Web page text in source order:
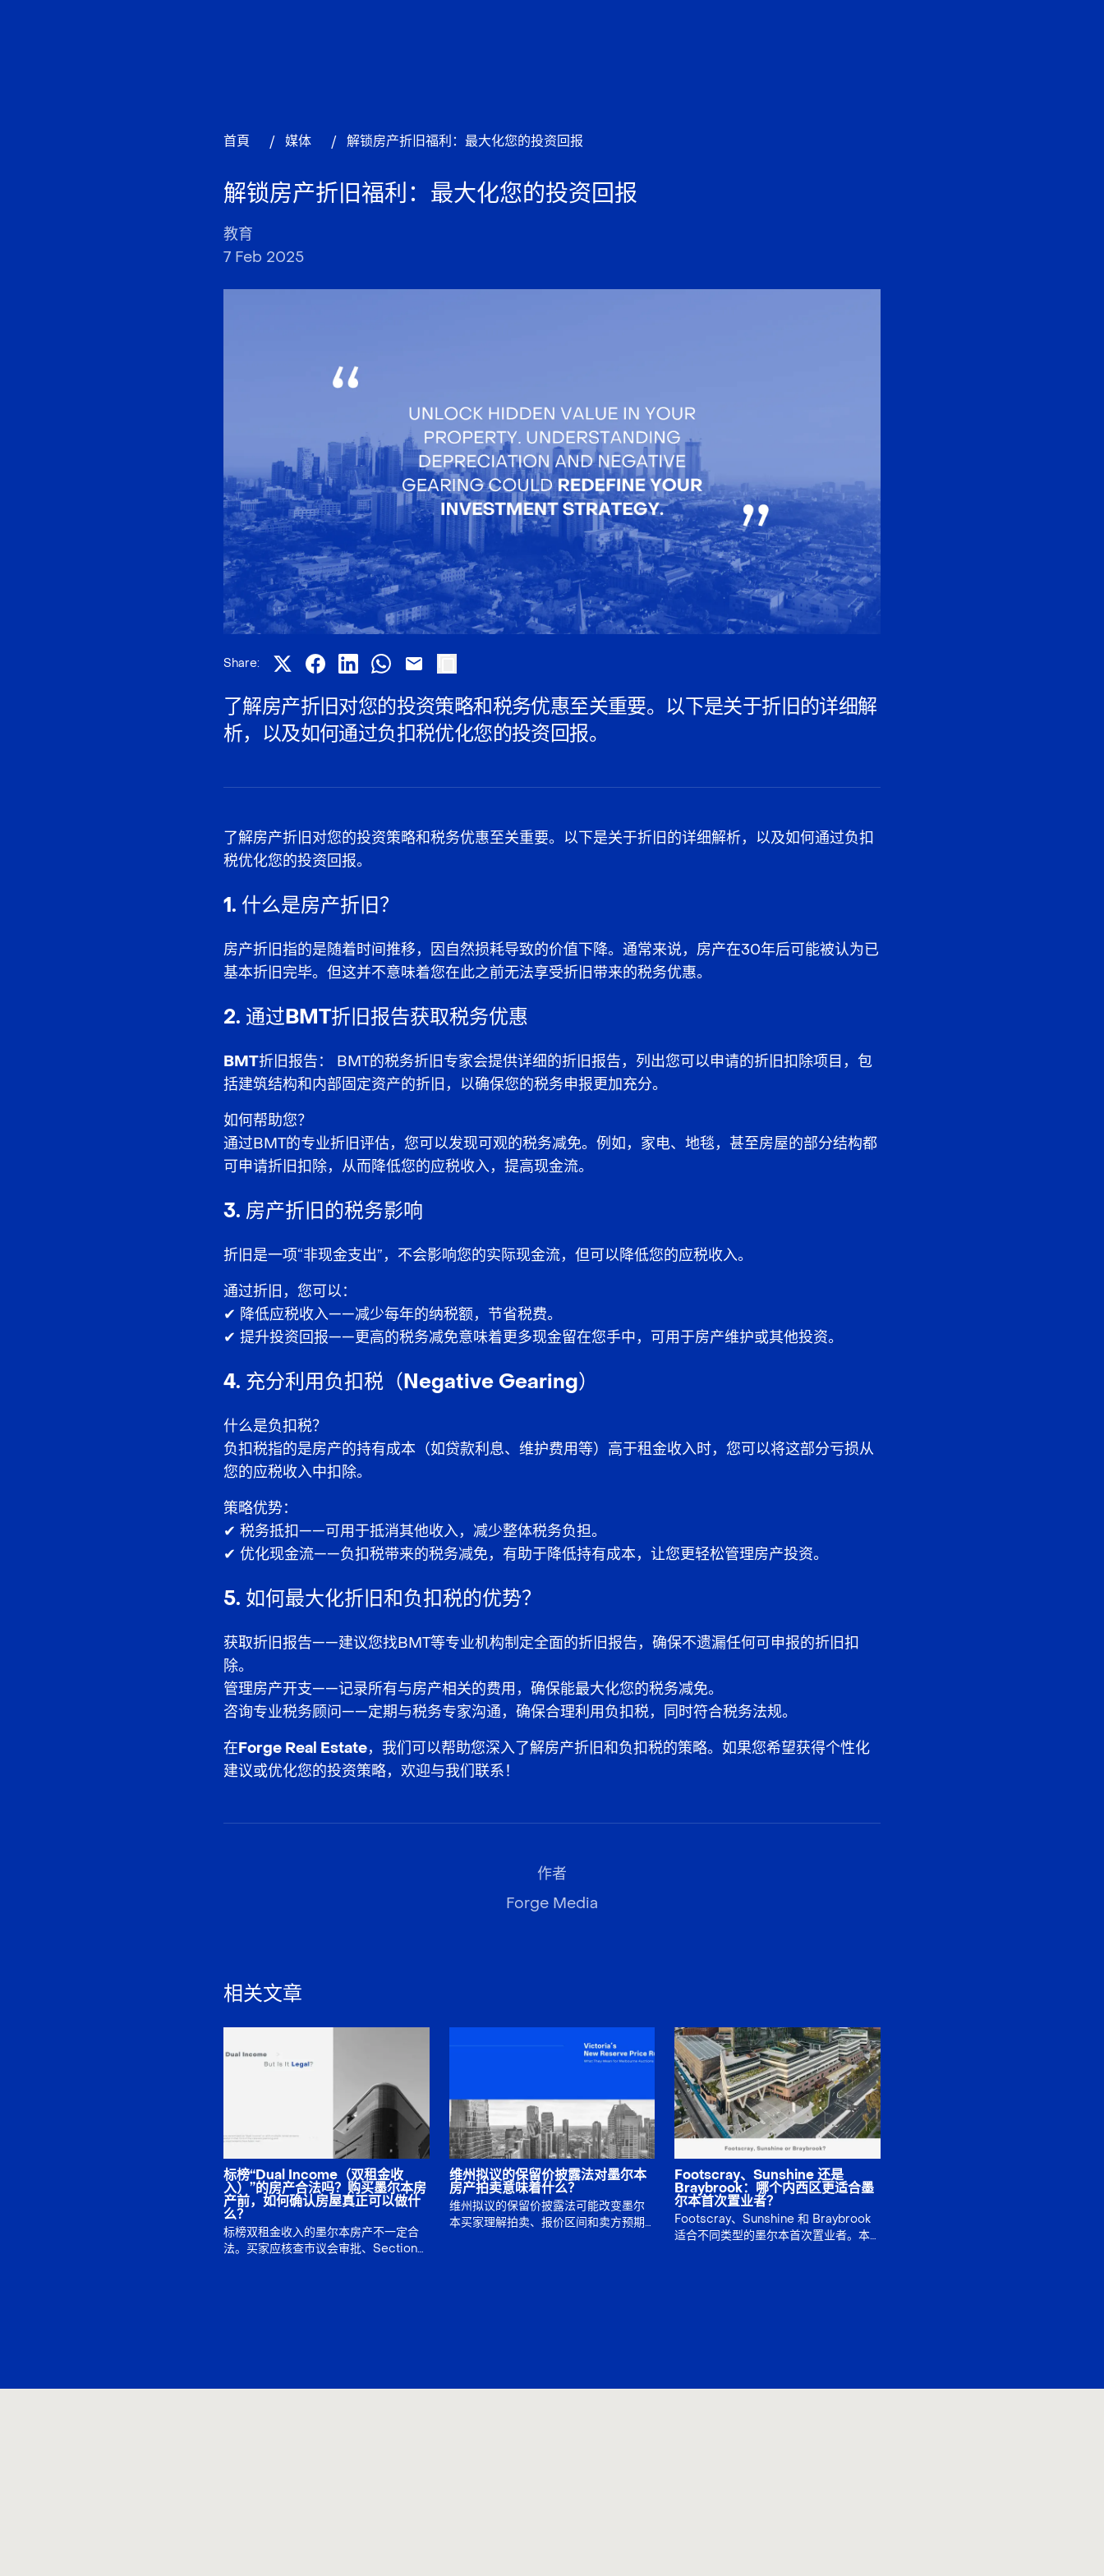
首頁 / 媒体 / 解锁房产折旧福利：最大化您的投资回报
解锁房产折旧福利：最大化您的投资回报
教育
7 Feb 2025
Share:
了解房产折旧对您的投资策略和税务优惠至关重要。以下是关于折旧的详细解
析，以及如何通过负扣税优化您的投资回报。
了解房产折旧对您的投资策略和税务优惠至关重要。以下是关于折旧的详细解析，以及如何通过负扣
税优化您的投资回报。
1. 什么是房产折旧？
房产折旧指的是随着时间推移，因自然损耗导致的价值下降。通常来说，房产在30年后可能被认为已
基本折旧完毕。但这并不意味着您在此之前无法享受折旧带来的税务优惠。
2. 通过BMT折旧报告获取税务优惠
BMT折旧报告：
BMT的税务折旧专家会提供详细的折旧报告，列出您可以申请的折旧扣除项目，包
括建筑结构和内部固定资产的折旧，以确保您的税务申报更加充分。
如何帮助您？
通过BMT的专业折旧评估，您可以发现可观的税务减免。例如，家电、地毯，甚至房屋的部分结构都
可申请折旧扣除，从而降低您的应税收入，提高现金流。
3. 房产折旧的税务影响
折旧是一项“非现金支出”，不会影响您的实际现金流，但可以降低您的应税收入。
通过折旧，您可以：
✔ 降低应税收入——减少每年的纳税额，节省税费。
✔ 提升投资回报——更高的税务减免意味着更多现金留在您手中，可用于房产维护或其他投资。
4. 充分利用负扣税（Negative Gearing）
什么是负扣税？
负扣税指的是房产的持有成本（如贷款利息、维护费用等）高于租金收入时，您可以将这部分亏损从
您的应税收入中扣除。
策略优势：
✔ 税务抵扣——可用于抵消其他收入，减少整体税务负担。
✔ 优化现金流——负扣税带来的税务减免，有助于降低持有成本，让您更轻松管理房产投资。
5. 如何最大化折旧和负扣税的优势？
获取折旧报告——建议您找BMT等专业机构制定全面的折旧报告，确保不遗漏任何可申报的折旧扣
除。
管理房产开支——记录所有与房产相关的费用，确保能最大化您的税务减免。
咨询专业税务顾问——定期与税务专家沟通，确保合理利用负扣税，同时符合税务法规。
在Forge Real Estate，我们可以帮助您深入了解房产折旧和负扣税的策略。如果您希望获得个性化
建议或优化您的投资策略，欢迎与我们联系！
作者
Forge Media
相关文章
标榜“Dual Income（双租金收
入）”的房产合法吗？购买墨尔本房
产前，如何确认房屋真正可以做什
么？
标榜双租金收入的墨尔本房产不一定合
法。买家应核查市议会审批、Section
维州拟议的保留价披露法对墨尔本
房产拍卖意味着什么？
维州拟议的保留价披露法可能改变墨尔
本买家理解拍卖、报价区间和卖方预期
Footscray、Sunshine 还是
Braybrook：哪个内西区更适合墨
尔本首次置业者？
Footscray、Sunshine 和 Braybrook
适合不同类型的墨尔本首次置业者。本